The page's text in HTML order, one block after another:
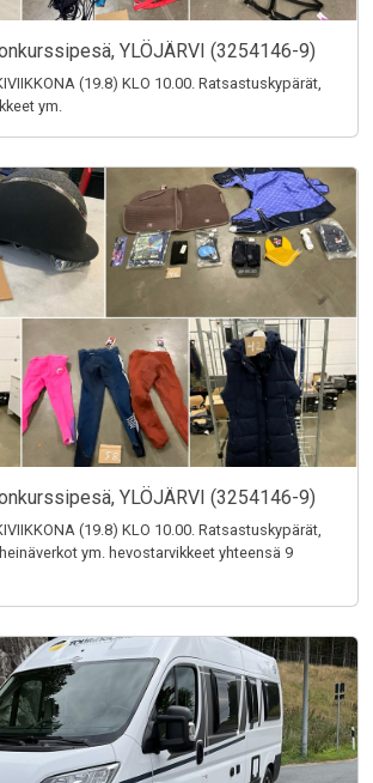
YLÖJÄRVI (3254146-9)
(19.8) KLO 10.00. Ratsastuskypärät,
ym.
YLÖJÄRVI (3254146-9)
(19.8) KLO 10.00. Ratsastuskypärät,
ym. hevostarvikkeet yhteensä 9